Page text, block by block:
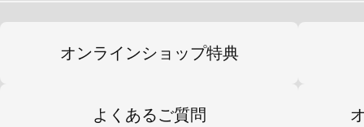
オンラインショップ特典
よくあるご質問